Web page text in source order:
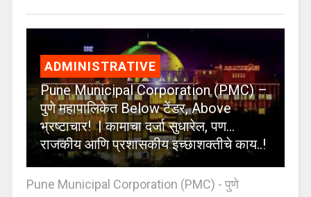
ADMINISTRATIVE
Pune Municipal Corporation (PMC) –
पुणे महापालिकेत Below टेंडर, Above
भ्रष्टाचार! | कामाचा दर्जा सुधारेल, पण…
राजकीय आणि प्रशासकीय इच्छाशक्तीचे काय..!
Pune Municipal Corporation (PMC) - पुणे